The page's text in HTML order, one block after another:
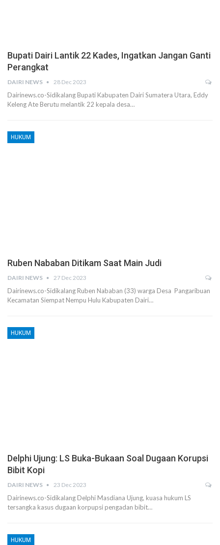
Bupati Dairi Lantik 22 Kades, Ingatkan Jangan Ganti
Perangkat
DAIRI NEWS 28 Dec 2023
Dairinews.co-Sidikalang Bupati Kabupaten Dairi Sumatera Utara, Eddy
Keleng Ate Berutu melantik 22 kepala desa…
HUKUM
Ruben Nababan Ditikam Saat Main Judi
DAIRI NEWS 27 Dec 2023
Dairinews.co-Sidikalang Ruben Nababan (33) warga Desa Pangaribuan
Kecamatan Siempat Nempu Hulu Kabupaten Dairi…
HUKUM
Delphi Ujung: LS Buka-Bukaan Soal Dugaan Korupsi
Bibit Kopi
DAIRI NEWS 23 Dec 2023
Dairinews.co-Sidikalang Delphi Masdiana Ujung, kuasa hukum LS
tersangka kasus dugaan korpupsi pengadan bibit…
HUKUM